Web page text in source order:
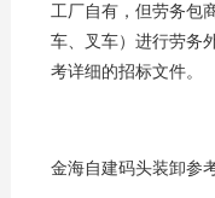
工厂自有，但劳务包
车、叉车）进行劳务
考详细的招标文件。
金海自建码头装卸参